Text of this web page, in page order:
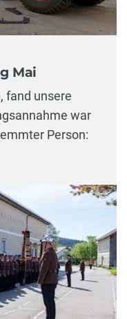
Mai
fand unsere
war
Person: